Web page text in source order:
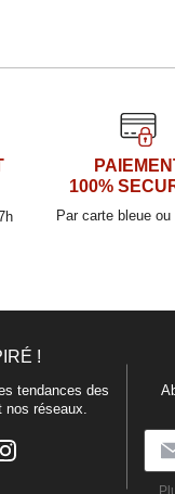
100%
Par carte bleue ou
!
tendances des
réseaux.